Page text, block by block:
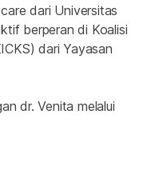
dari Universitas
berperan di Koalisi
dari Yayasan
dr. Venita melalui